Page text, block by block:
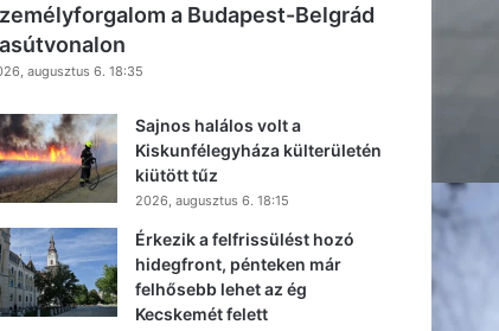
a Budapest-Belgrád
augusztus 6. 18:35
Sajnos halálos volt a
Kiskunfélegyháza külterületén
kiütött tűz
2026, augusztus 6. 18:15
Érkezik a felfrissülést hozó
hidegfront, pénteken már
felhősebb lehet az ég
Kecskemét felett